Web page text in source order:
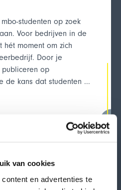
van cookies
en advertenties te
studenten op zoek
Voor bedrijven in de
hét moment om zich
Door je
op
de kans dat studenten ...